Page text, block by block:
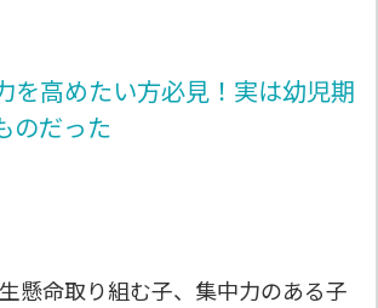
を高めたい方必見！実は幼児期
のだった
懸命取り組む子、集中力のある子